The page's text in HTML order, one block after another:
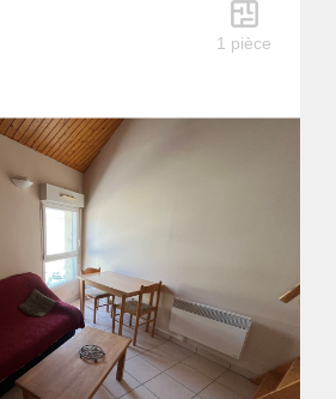
1 pièce